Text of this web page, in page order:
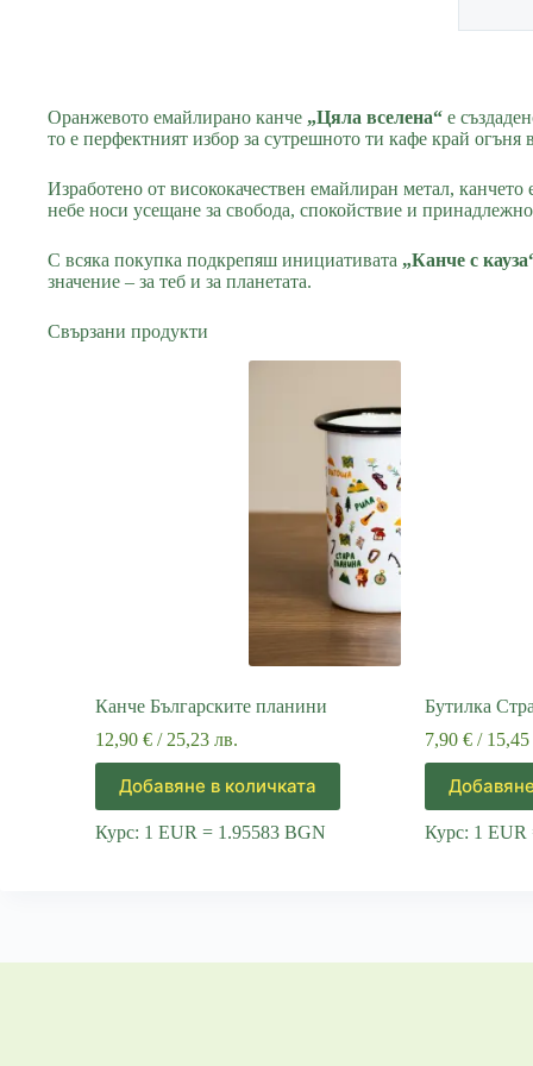
Оранжевото емайлирано канче „Цяла вселена“ е
то е перфектният избор за сутрешното ти кафе край
Изработено от висококачествен емайлиран метал,
небе носи усещане за свобода, спокойствие и
С всяка покупка подкрепяш инициативата „Канче с
значение – за теб и за планетата.
Свързани продукти
Канче Българските планини
12,90 € / 25,23 лв.
Добавяне в количката
Курс: 1 EUR = 1.95583 BGN
Бутилка
7,90€ /
Курс: 1 EUR